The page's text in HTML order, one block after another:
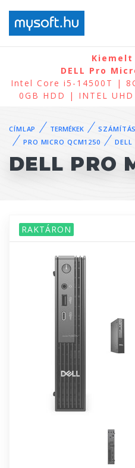
DELL Pro
Intel Core i5-14500T |
0GB HDD | INTEL
CÍMLAP TERMÉKEK
PRO MICRO QCM1250
DELL
DELL PRO
RAKTÁRON